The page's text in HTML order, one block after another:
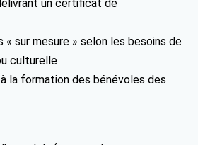
un certificat de
sur mesure » selon les besoins de
culturelle
la formation des bénévoles des